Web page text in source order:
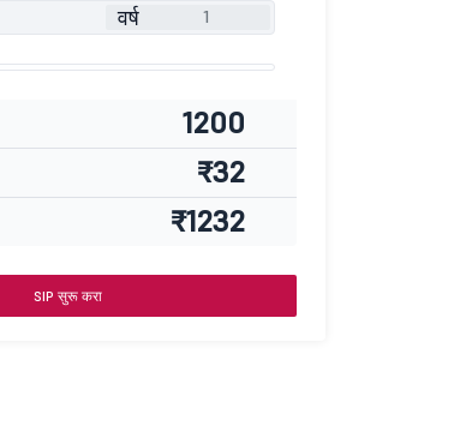
वर्ष
1200
₹32
₹1232
SIP सुरू करा